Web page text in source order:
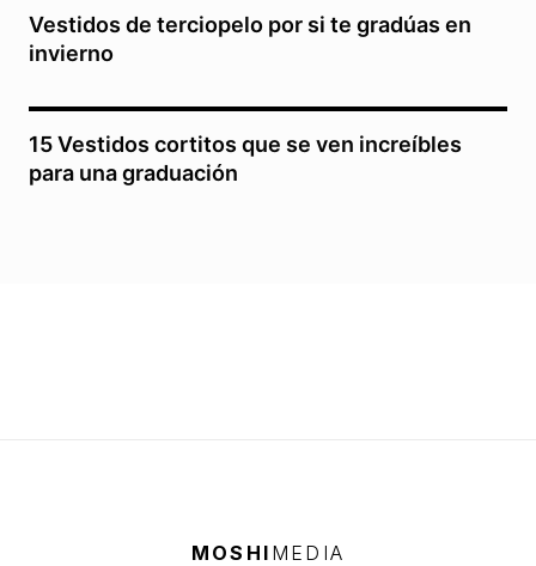
Vestidos de terciopelo por si te gradúas en
invierno
15 Vestidos cortitos que se ven increíbles
para una graduación
MOSHI MEDIA